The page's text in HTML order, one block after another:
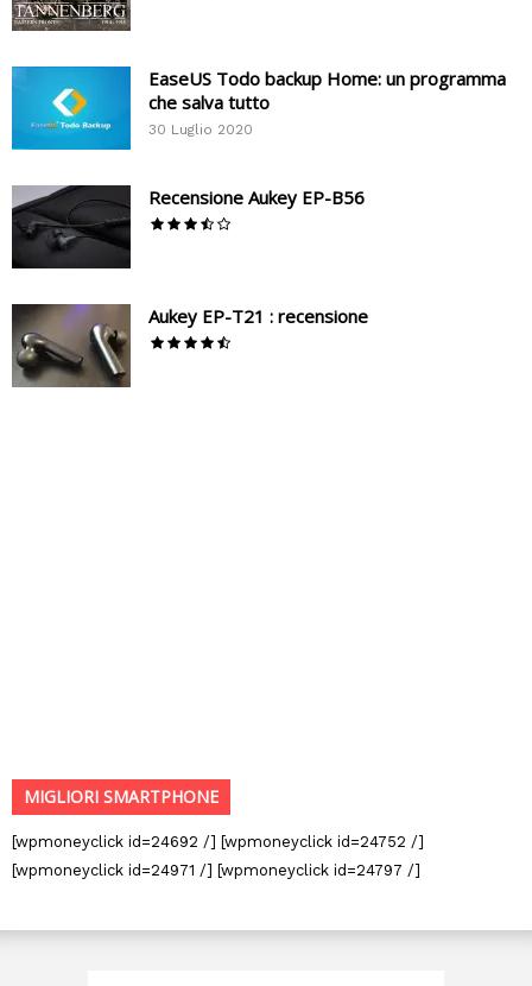
EaseUS Todo backup Home: un programma
che salva tutto
30 Luglio 2020
Recensione Aukey EP-B56
Aukey EP-T21 : recensione
MIGLIORI SMARTPHONE
[wpmoneyclick id=24692 /] [wpmoneyclick id=24752 /]
[wpmoneyclick id=24971 /] [wpmoneyclick id=24797 /]